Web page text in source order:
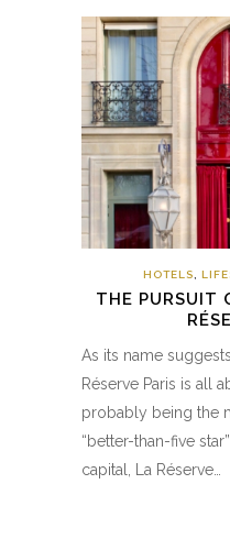
HOTELS
THE PURSUIT
As its name
Réserve Paris is all
probably being the
“better-than-five
capital, La Réserve…